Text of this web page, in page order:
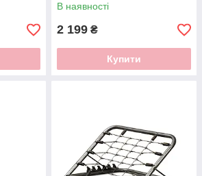
В наявності
2 199 ₴
Купити